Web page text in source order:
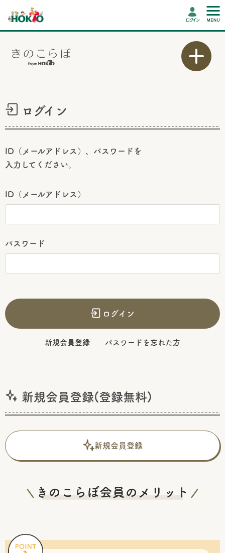
ログイン
ログイン
ID（メールアドレス）、パスワードを
入力してください。
ID（メールアドレス）
パスワード
ログイン
新規会員登録 パスワードを忘れた方
新規会員登録(登録無料)
新規会員登録